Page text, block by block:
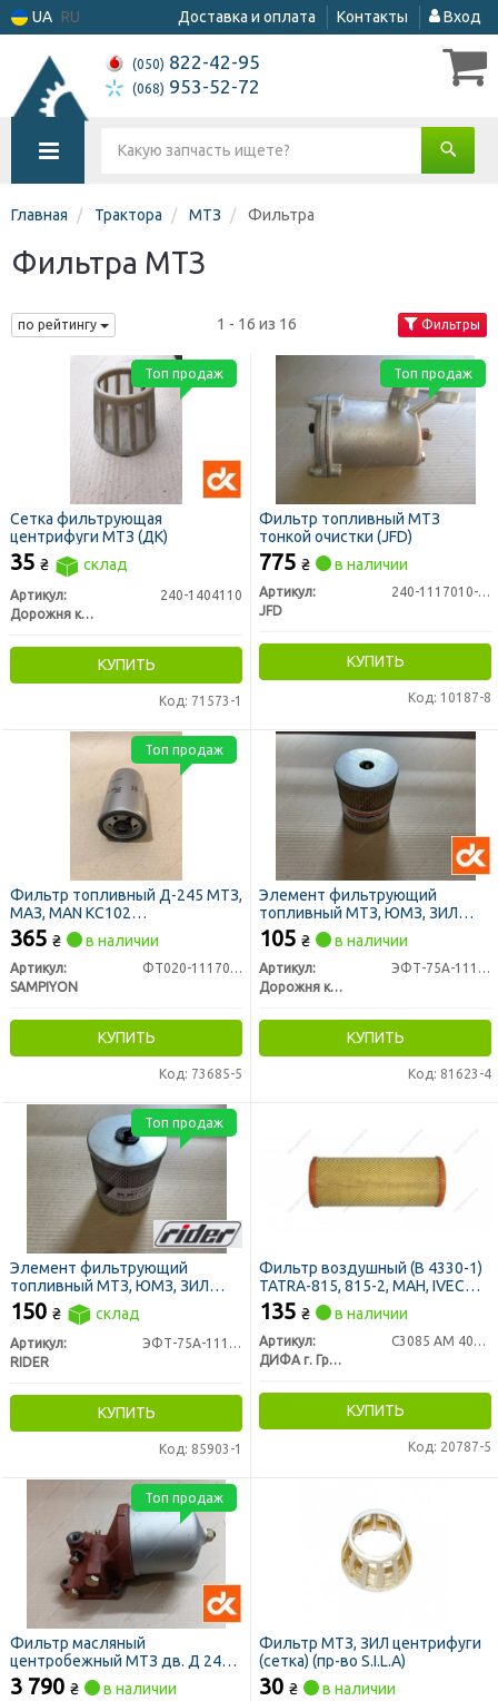
UA RU Доставка и оплата Контакты Вход
(050) 822-42-95
(068) 953-52-72
Главная Трактора МТЗ Фильтра
Фильтра МТЗ
по рейтингу 1 - 16 из 16 Фильтры
Сетка фильтрующая
центрифуги МТЗ (ДК)
35 ₴ склад
Артикул:
240-1404110
Дорожня карта
КУПИТЬ
Код: 71573-1
Топ продаж
Фильтр топливный МТЗ
тонкой очистки (JFD)
775 ₴ в наличии
Артикул:
240-1117010-А-01
JFD
КУПИТЬ
Код: 10187-8
Топ продаж
Фильтр топливный Д-245 МТЗ,
МАЗ, MAN KC102
(закручивающийся) (пр-во
SAMPIYON)
365 ₴ в наличии
Артикул:
ФТ020-1117010 (CS 1438 M)
SAMPIYON
КУПИТЬ
Код: 73685-5
Топ продаж
Элемент фильтрующий
топливный МТЗ, ЮМЗ, ЗИЛ
5301 Т-40 тонкой очистки
метал. (ДК)
105 ₴ в наличии
Артикул:
ЭФТ-75А-1117040
Дорожня карта
КУПИТЬ
Код: 81623-4
Элемент фильтрующий
топливный МТЗ, ЮМЗ, ЗИЛ
5301 Т-40 тонкой очистки
метал. с р/к (RIDER)
150 ₴ склад
Артикул:
ЭФТ-75А-1117040
RIDER
КУПИТЬ
Код: 85903-1
Топ продаж
Фильтр воздушный (В 4330-1)
TATRA-815, 815-2, MAH, IVECO,
MERCEDES - груз (пр-во ДИФА)
135 ₴ в наличии
Артикул:
С3085 AM 401/1
ДИФА г. Гродно
КУПИТЬ
Код: 20787-5
Фильтр масляный
центробежный МТЗ дв. Д 240,
Д 243 (центрифуга) (ДК)
3 790 ₴ в наличии
Топ продаж
Фильтр МТЗ, ЗИЛ центрифуги
(сетка) (пр-во S.I.L.A)
30 ₴ в наличии